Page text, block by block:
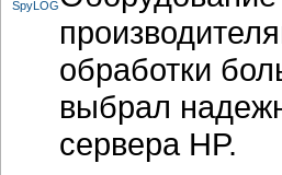
обработки
выбрал
сервера HP.